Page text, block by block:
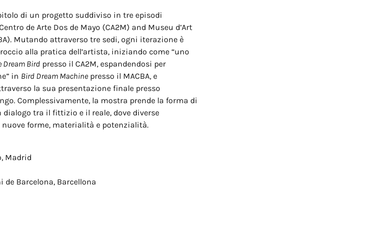
di un progetto suddiviso in tre episodi
de Arte Dos de Mayo (CA2M) and Museu d’Art
Mutando attraverso tre sedi, ogni iterazione è
alla pratica dell’artista, iniziando come “uno
Dream Bird presso il CA2M, espandendosi per
in Bird Dream Machine presso il MACBA, e
la sua presentazione finale presso
Complessivamente, la mostra prende la forma di
tra il fittizio e il reale, dove diverse
forme, materialità e potenzialità.
Madrid
de Barcelona, Barcellona